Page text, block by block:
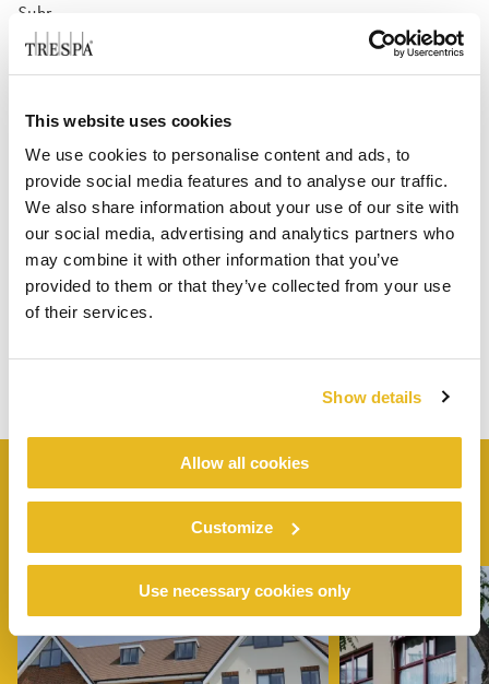
This website uses cookies
We use cookies to personalise content and ads, to
provide social media features and to analyse our traffic.
We also share information about your use of our site with
our social media, advertising and analytics partners who
may combine it with other information that you’ve
provided to them or that they’ve collected from your use
of their services.
Show details
Allow all cookies
Customize
Use necessary cookies only
Suhr
Suíça
SEMELHANTES